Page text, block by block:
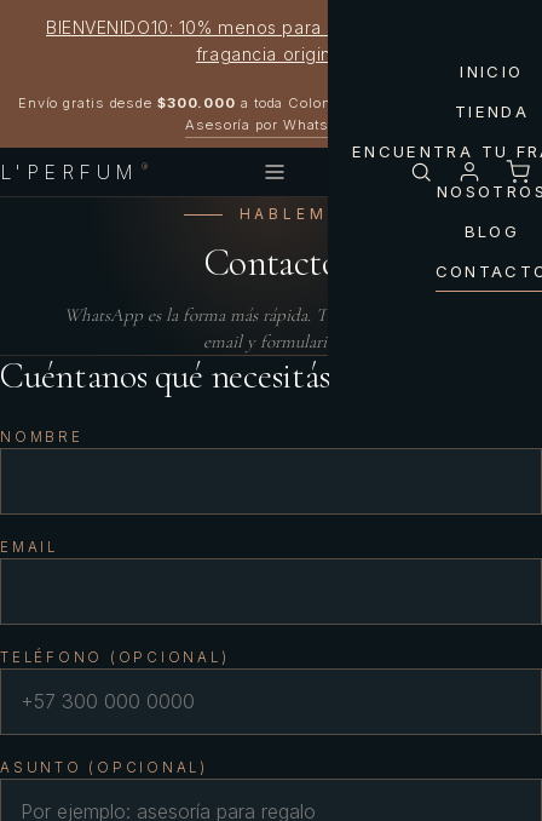
BIENVENIDO10: 10% menos para estrenar tu próxima
fragancia original
Envío gratis desde $300.000 a toda Colombia
Asesoría por WhatsApp
L'PERFUM ®
INICIO
TIENDA
ENCUENTRA TU
BLOG
HABLEMOS
Contacto
WhatsApp es la forma más rápida. También respondemos
email y formulario.
Cuéntanos qué necesitás
NOMBRE
EMAIL
TELÉFONO (OPCIONAL)
ASUNTO (OPCIONAL)